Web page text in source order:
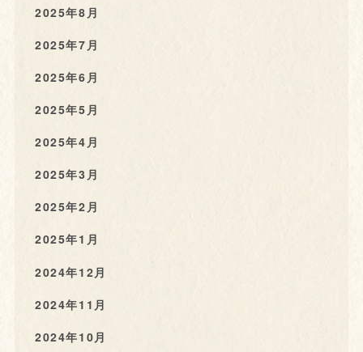
2025年8月
2025年7月
2025年6月
2025年5月
2025年4月
2025年3月
2025年2月
2025年1月
2024年12月
2024年11月
2024年10月